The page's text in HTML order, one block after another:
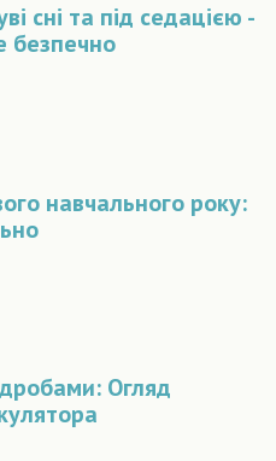
сні та під седацією -
безпечно
навчального року:
Огляд